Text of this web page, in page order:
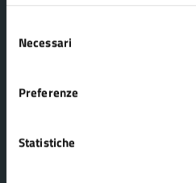
delNecessari
Preferenze
Statistiche
Politici
Documenti e dati